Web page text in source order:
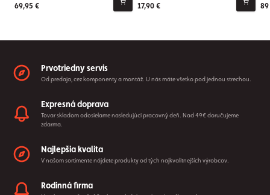
69,95 € 17,90 € 89
Prvotriedny servis
Od predaja, cez komponenty a montáž. U nás máte všetko pod jednou strechou.
Expresná doprava
Tovar skladom odosielame nasledujúci pracovný deň. Nad 49€ doručujeme
zdarma.
Najlepšia kvalita
V našom sortimente nájdete produkty od tých najkvalitnejších výrobcov.
Rodinná firma